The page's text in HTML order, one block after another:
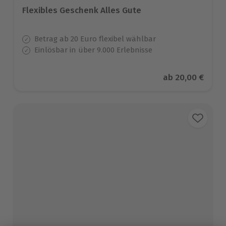
Flexibles Geschenk Alles Gute
Betrag ab 20 Euro flexibel wählbar
Einlösbar in über 9.000 Erlebnisse
Aktueller Preis
ab 20,00 €